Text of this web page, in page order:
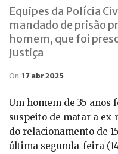
Equipes da Polícia
mandado de prisão
homem, que foi
Justiça
On 17 abr 2025
Um homem de 35 anos
suspeito de matar a
do relacionamento de
última segunda-feira